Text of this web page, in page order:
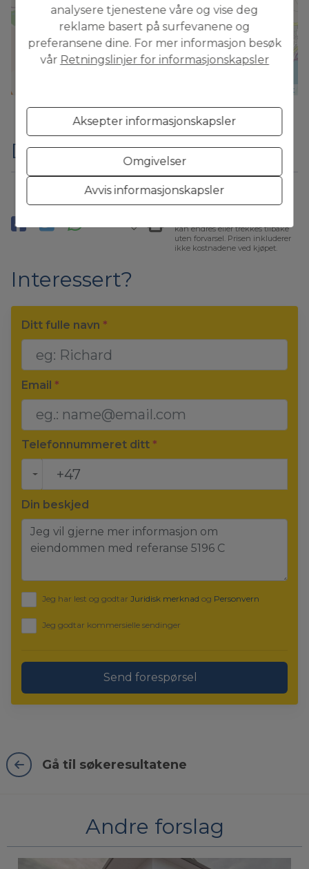
Leaflet
Dele
kan endres eller trekkes tilbake
uten forvarsel. Prisen inkluderer
ikke kostnadene ved kjøpet.
Interessert?
Ditt fulle navn *
Email *
Telefonnummeret ditt *
Din beskjed
Jeg har lest og godtar Juridisk merknad og Personvern
Jeg godtar kommersielle sendinger
Send forespørsel
Gå til søkeresultatene
Andre forslag
analysere tjenestene våre og vise deg
reklame basert på surfevanene og
preferansene dine. For mer informasjon besøk
vår Retningslinjer for informasjonskapsler
Aksepter informasjonskapsler
Omgivelser
Avvis informasjonskapsler